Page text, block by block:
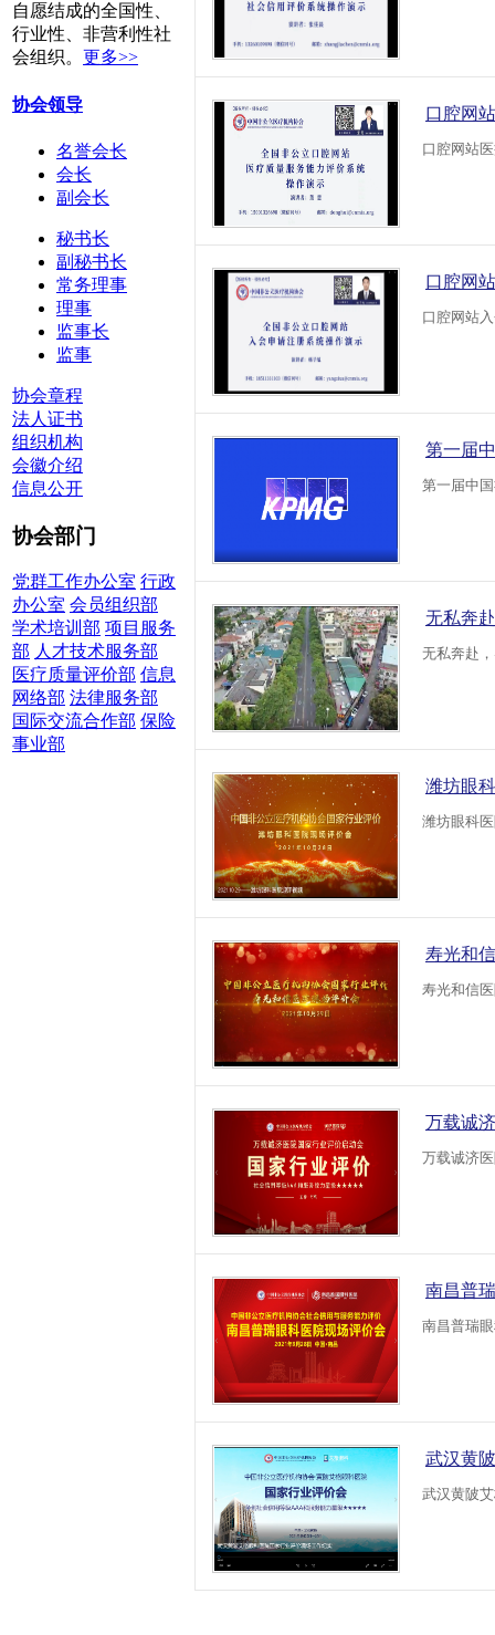
自愿结成的全国性、
行业性、非营利性社
会组织。 更多>>
协会领导
名誉会长
会长
副会长
秘书长
副秘书长
常务理事
理事
监事长
监事
协会章程
法人证书
组织机构
会徽介绍
信息公开
协会部门
党群工作办公室 行政
办公室 会员组织部
学术培训部 项目服务
部 人才技术服务部
医疗质量评价部 信息
网络部 法律服务部
国际交流合作部 保险
事业部
口腔网
口腔网站
口腔网
口腔网站
第一届
第一届中
无私奔
无私奔赴
潍坊眼
潍坊眼科
寿光和
寿光和信
万载诚
万载诚济
南昌普
南昌普瑞
武汉黄
武汉黄陂